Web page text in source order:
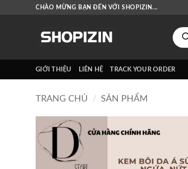
CHÀO MỪNG BẠN ĐẾN VỚI SHOPIZIN...
Tìm
kiếm
sản
phẩm
GIỚI THIỆU LIÊN HỆ TRACK YOUR ORDER
TRANG CHỦ / SẢN PHẨM